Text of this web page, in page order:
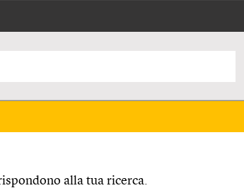
alla tua ricerca.